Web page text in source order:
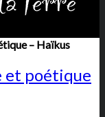
– Haïkus
et poétique